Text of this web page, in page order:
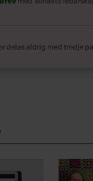
delas aldrig med tredje